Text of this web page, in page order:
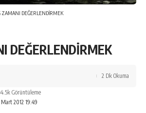
ZAMANI DEĞERLENDİRMEK
DEĞERLENDİRMEK
2012 19:49
4.5k Görüntüleme
2 Dk Okuma